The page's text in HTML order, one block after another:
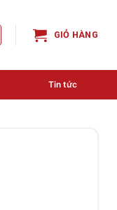
GIỎ HÀNG
Tin tức